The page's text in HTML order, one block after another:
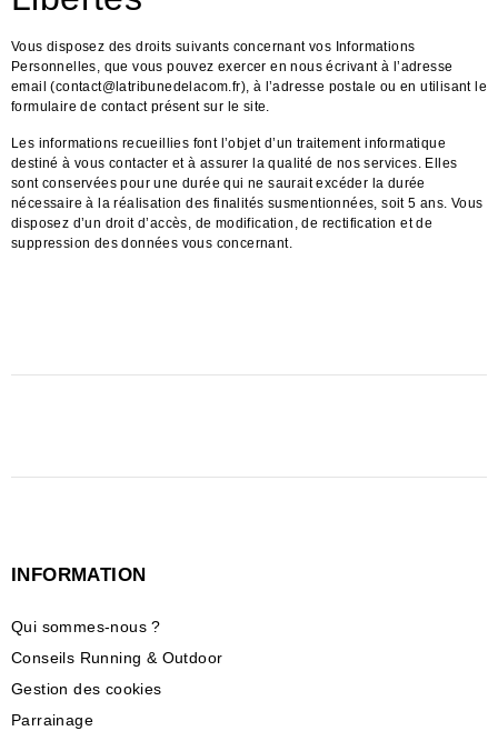
Vous disposez des droits suivants concernant vos Informations
Personnelles, que vous pouvez exercer en nous écrivant à l’adresse
email (contact@latribunedelacom.fr), à l’adresse postale ou en utilisant le
formulaire de contact présent sur le site.
Les informations recueillies font l’objet d’un traitement informatique
destiné à vous contacter et à assurer la qualité de nos services. Elles
sont conservées pour une durée qui ne saurait excéder la durée
nécessaire à la réalisation des finalités susmentionnées, soit 5 ans. Vous
disposez d’un droit d’accès, de modification, de rectification et de
suppression des données vous concernant.
INFORMATION
Qui sommes-nous ?
Conseils Running & Outdoor
Gestion des cookies
Parrainage